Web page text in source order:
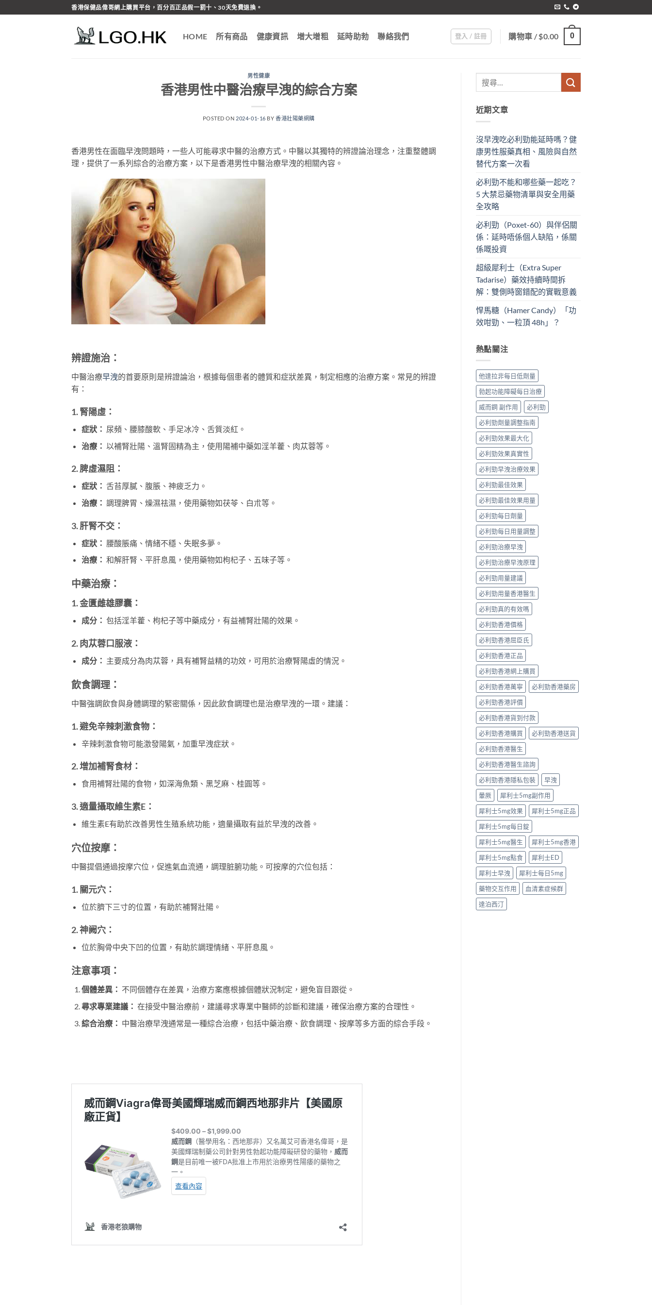
to
香港保健品偉哥網上購買平台，百分百正品假一罰十、30天免費退換。
HOME 所有商品 健康資訊 增大增粗 延時助勃 聯絡我們 登入 / 註冊 購物車 /$0.00 0
男性健康
香港男性中醫治療早洩的綜合方案
POSTED ON 2024-01-16 BY香港壯陽藥網購
香港男性在面臨早洩問題時，一些人可能尋求中醫的治療方式。中醫以其獨特的辨證論治理念，注重整體調
理，提供了一系列綜合的治療方案，以下是香港男性中醫治療早洩的相關內容。
辨證施治：
中醫治療早洩的首要原則是辨證論治，根據每個患者的體質和症狀差異，制定相應的治療方案。常見的辨證
有：
1. 腎陽虛：
症狀： 尿頻、腰膝酸軟、手足冰冷、舌質淡紅。
治療： 以補腎壯陽、溫腎固精為主，使用陽補中藥如淫羊藿、肉苁蓉等。
2. 脾虛濕阻：
症狀： 舌苔厚膩、腹脹、神疲乏力。
治療： 調理脾胃、燥濕祛濕，使用藥物如茯苓、白朮等。
3. 肝腎不交：
症狀： 腰酸脹痛、情緒不穩、失眠多夢。
治療： 和解肝腎、平肝息風，使用藥物如枸杞子、五味子等。
中藥治療：
1. 金匱雌雄膠囊：
成分： 包括淫羊藿、枸杞子等中藥成分，有益補腎壯陽的效果。
2. 肉苁蓉口服液：
成分： 主要成分為肉苁蓉，具有補腎益精的功效，可用於治療腎陽虛的情況。
飲食調理：
中醫強調飲食與身體調理的緊密關係，因此飲食調理也是治療早洩的一環。建議：
1. 避免辛辣刺激食物：
辛辣刺激食物可能激發陽氣，加重早洩症狀。
2. 增加補腎食材：
食用補腎壯陽的食物，如深海魚類、黑芝麻、桂圓等。
3. 適量攝取維生素E：
維生素E有助於改善男性生殖系統功能，適量攝取有益於早洩的改善。
穴位按摩：
中醫提倡通過按摩穴位，促進氣血流通，調理脏腑功能。可按摩的穴位包括：
1. 關元穴：
位於臍下三寸的位置，有助於補腎壯陽。
2. 神阙穴：
位於胸骨中央下凹的位置，有助於調理情緒、平肝息風。
注意事項：
個體差異： 不同個體存在差異，治療方案應根據個體狀況制定，避免盲目跟從。
尋求專業建議： 在接受中醫治療前，建議尋求專業中醫師的診斷和建議，確保治療方案的合理性。
綜合治療： 中醫治療早洩通常是一種綜合治療，包括中藥治療、飲食調理、按摩等多方面的綜合手段。
近期文章
沒早洩吃必利勁能延時嗎？健
康男性服藥真相、風險與自然
替代方案一次看
必利勁不能和哪些藥一起吃？
5 大禁忌藥物清單與安全用藥
全攻略
必利勁（Poxet-60）與伴侶關
係：延時唔係個人缺陷，係關
係嘅投資
超級犀利士（Extra Super
Tadarise）藥效持續時間拆
解：雙側時窗錯配的實戰意義
悍馬糖（Hamer Candy）「功
效咁勁、一粒頂 48h」？
熱點關注
他達拉非每日低劑量
勃起功能障礙每日治療
威而鋼 副作用
必利勁
必利勁劑量調整指南
必利勁效果最大化
必利勁效果真實性
必利勁早洩治療效果
必利勁最佳效果
必利勁最佳效果用量
必利勁每日劑量
必利勁每日用量調整
必利勁治療早洩
必利勁治療早洩原理
必利勁用量建議
必利勁用量香港醫生
必利勁真的有效嗎
必利勁香港價格
必利勁香港屈臣氏
必利勁香港正品
必利勁香港網上購買
必利勁香港萬寧
必利勁香港藥房
必利勁香港評價
必利勁香港貨到付款
必利勁香港購買
必利勁香港送貨
必利勁香港醫生
必利勁香港醫生諮詢
必利勁香港隱私包裝
早洩
暈厥
犀利士5mg副作用
犀利士5mg效果
犀利士5mg正品
犀利士5mg每日錠
犀利士5mg醫生
犀利士5mg香港
犀利士5mg點食
犀利士ED
犀利士早洩
犀利士每日5mg
藥物交互作用
血清素症候群
達泊西汀